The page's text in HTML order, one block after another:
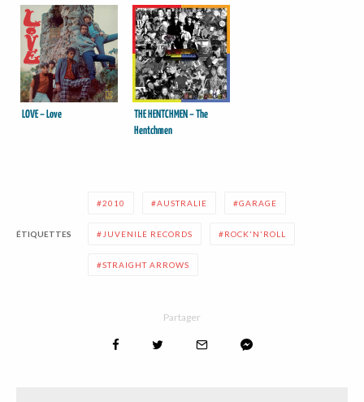
LOVE – Love
THE HENTCHMEN – The
Hentchmen
ÉTIQUETTES
2010 AUSTRALIE GARAGE
JUVENILE RECORDS ROCK'N'ROLL
STRAIGHT ARROWS
Partager